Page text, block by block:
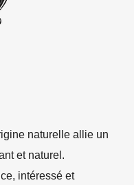
naturelle allie un
et naturel.
intéressé et